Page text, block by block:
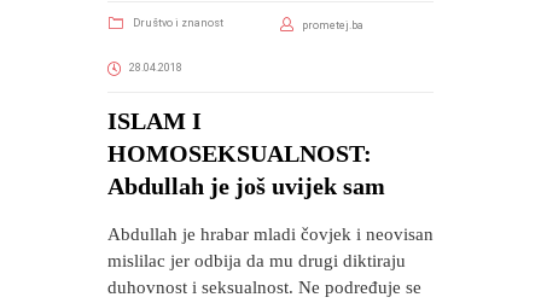
Društvo i znanost prometej.ba
28.04.2018
ISLAM I
HOMOSEKSUALNOST:
Abdullah je još uvijek sam
Abdullah je hrabar mladi čovjek i neovisan
mislilac jer odbija da mu drugi diktiraju
duhovnost i seksualnost. Ne podređuje se